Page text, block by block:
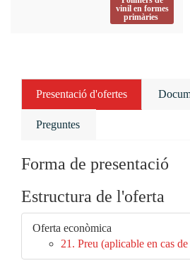
vinil en formes
primàries
Presentació d'ofertes
Preguntes
Forma de presentació
Estructura de l'oferta
Oferta econòmica
21. Preu (aplicable en cas